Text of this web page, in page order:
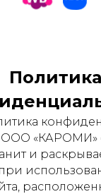
Политика
ООО «КАРОМИ»
и